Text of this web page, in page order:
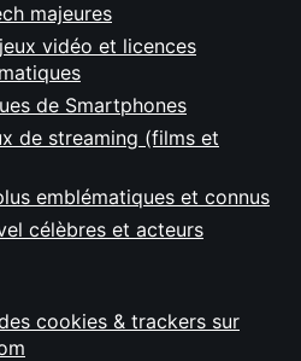
majeures
vidéo et licences
de Smartphones
de streaming (films et
emblématiques et connus
célèbres et acteurs
cookies & trackers sur